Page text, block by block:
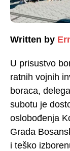
Written by
U prisustvo
ratnih vojnih
boraca,
subotu je
oslobođenja
Grada
i teško